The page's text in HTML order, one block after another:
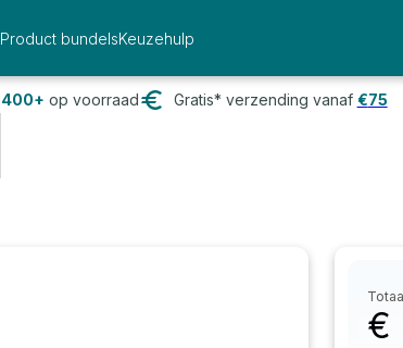
Product bundelsKeuzehulp
400+ op voorraad Gratis* verzending vanaf €75
€